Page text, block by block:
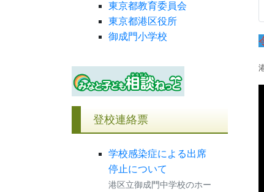
東京都教育委員会
東京都港区役所
御成門小学校
登校連絡票
学校感染症による出席
停止について
港区立御成門中学校のホー